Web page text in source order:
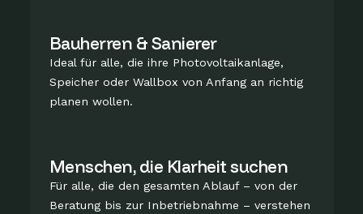
Bauherren & Sanierer
Ideal für alle, die ihre Photovoltaikanlage,
Speicher oder Wallbox von Anfang an richtig
planen wollen.
Menschen, die Klarheit suchen
Für alle, die den gesamten Ablauf – von der
Beratung bis zur Inbetriebnahme – verstehen